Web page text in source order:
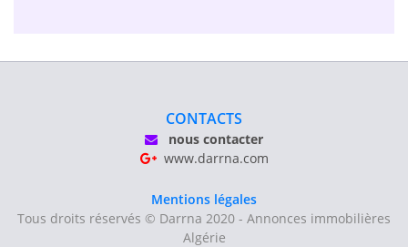
CONTACTS
nous contacter
www.darrna.com
Mentions légales
Tous droits réservés © Darrna 2020 - Annonces immobilières
Algérie